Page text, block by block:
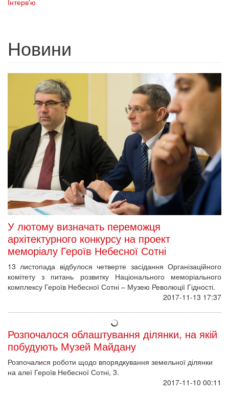
Інтерв'ю
Новини
У лютому визначать переможця
архітектурного конкурсу на проект
меморіалу Героїв Небесної Сотні
13 листопада відбулося четверте засідання Організаційного
комітету з питань розвитку Національного меморіального
комплексу Героїв Небесної Сотні – Музею Революції Гідності.
2017-11-13 17:37
Розпочалося облаштування ділянки, на якій
побудують Музей Майдану
Розпочалися роботи щодо впорядкування земельної ділянки
на алеї Героїв Небесної Сотні, 3.
2017-11-10 00:11